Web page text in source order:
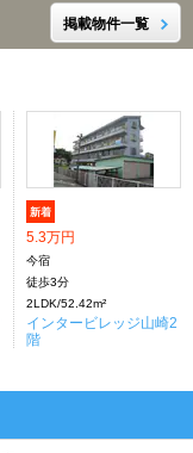
掲載物件一覧
新着
5.3万円
今宿
徒歩3分
2LDK/52.42m²
インタービレッジ山崎2
階